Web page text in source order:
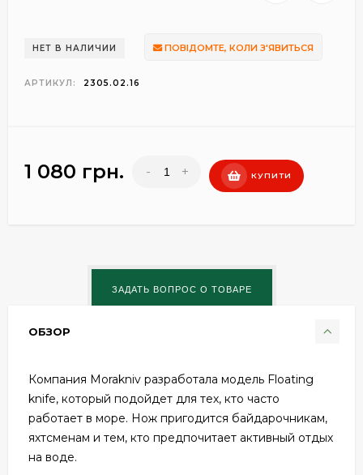
НЕТ В НАЛИЧИИ ПОВІДОМТЕ, КОЛИ З'ЯВИТЬСЯ
АРТИКУЛ: 2305.02.16
1 080 грн. - + КУПИТИ
ОБЗОР
Компания Morakniv разработала модель Floating
knife, который подойдет для тех, кто часто
работает в море. Нож пригодится байдарочникам,
яхтсменам и тем, кто предпочитает активный отдых
на воде.